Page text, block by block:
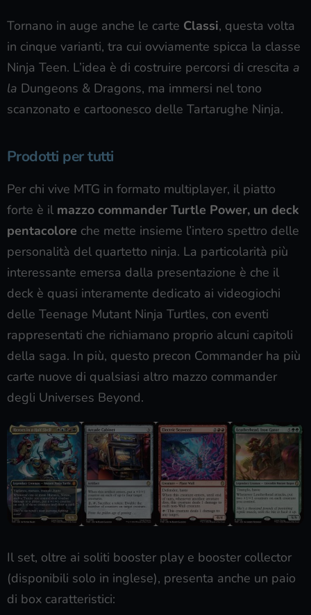
Tornano in auge anche le carte Classi, questa volta
in cinque varianti, tra cui ovviamente spicca la classe
Ninja Teen. L’idea è di costruire percorsi di crescita a
la Dungeons & Dragons, ma immersi nel tono
scanzonato e cartoonesco delle Tartarughe Ninja.
Prodotti per tutti
Per chi vive MTG in formato multiplayer, il piatto
forte è il mazzo commander Turtle Power, un deck
pentacolore che mette insieme l’intero spettro delle
personalità del quartetto ninja. La particolarità più
interessante emersa dalla presentazione è che il
deck è quasi interamente dedicato ai videogiochi
delle Teenage Mutant Ninja Turtles, con eventi
rappresentati che richiamano proprio alcuni capitoli
della saga. In più, questo precon Commander ha più
carte nuove di qualsiasi altro mazzo commander
degli Universes Beyond.
Il set, oltre ai soliti booster play e booster collector
(disponibili solo in inglese), presenta anche un paio
di box caratteristici: